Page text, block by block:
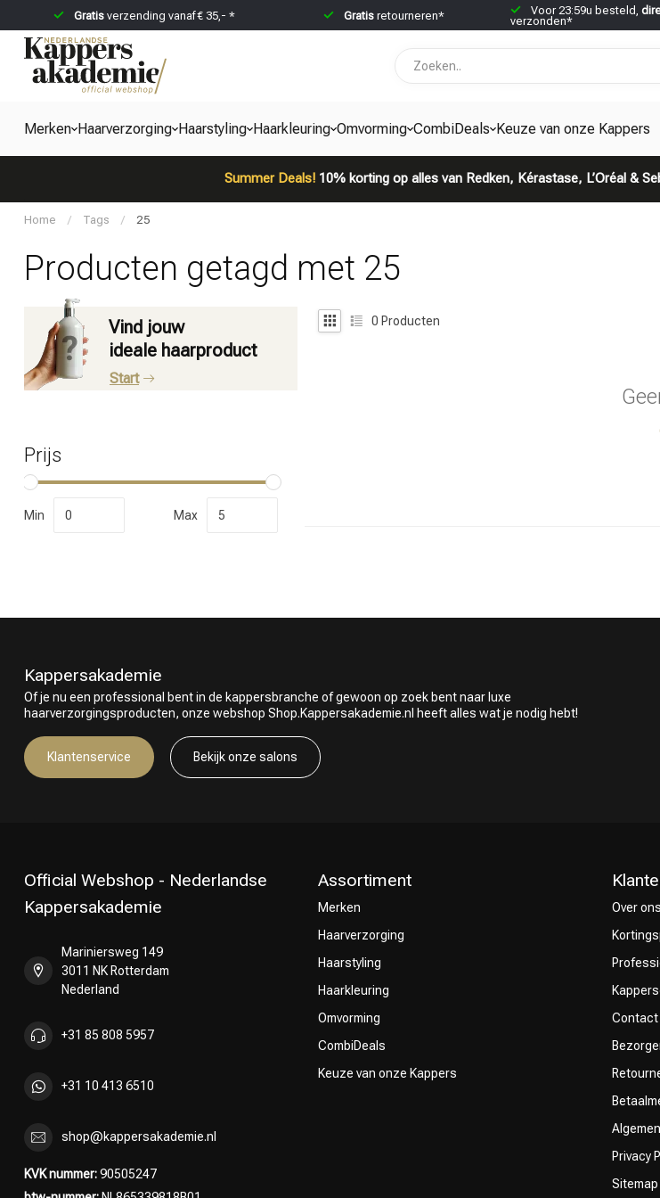
Gratisverzending vanaf € 35,- * Gratisretourneren* Voor 23:59u besteld,
verzonden*
Merken Haarverzorging Haarstyling Haarkleuring Omvorming CombiDeals Keuze van onze Kappers
Summer Deals!10% korting op alles van Redken, Kérastase, L’Oréal &
Welke categorie ben jij naar op zoek?
Merken
Home / Tags / 25
Producten getagd met 25
Vind jouw
ideale haarproduct
Start
Prijs
Min Max
0 Producten
Kappersakademie
Of je nu een professional bent in de kappersbranche of gewoon op zoek bent naar luxe
haarverzorgingsproducten, onze webshop Shop.Kappersakademie.nl heeft alles wat je nodig hebt!
Klantenservice Bekijk onze salons
Official Webshop - Nederlandse
Kappersakademie
Mariniersweg 149
3011 NK Rotterdam
Nederland
+31 85 808 5957
+31 10 413 6510
shop@kappersakademie.nl
KVK nummer:90505247
Assortiment
Merken
Haarverzorging
Haarstyling
Haarkleuring
Omvorming
CombiDeals
Keuze van onze Kappers
Over ons
Contact
Privacy
Sitemap